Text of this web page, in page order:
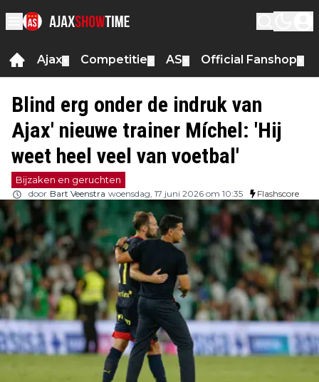
Ajax Competitie AS Official Fanshop
Blind erg onder de indruk van
Ajax' nieuwe trainer Míchel: 'Hij
weet heel veel van voetbal'
Bijzaken en geruchten
door Bart Veenstra woensdag, 17 juni 2026 om 10:35 Flashscore